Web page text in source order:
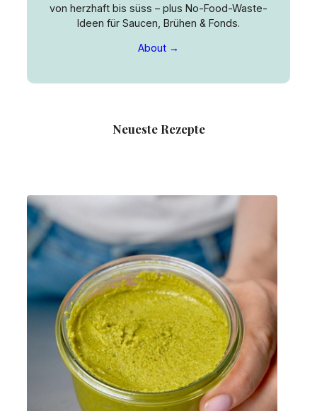
von herzhaft bis süss – plus No-Food-Waste-
Ideen für Saucen, Brühen & Fonds.
About →
Neueste Rezepte